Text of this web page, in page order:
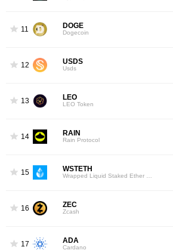
11 DOGE
Dogecoin
12 USDS
Usds
13 LEO
LEO Token
14 RAIN
Rain Protocol
15 WSTETH
16 ZEC
Zcash
17 ADA
Cardano